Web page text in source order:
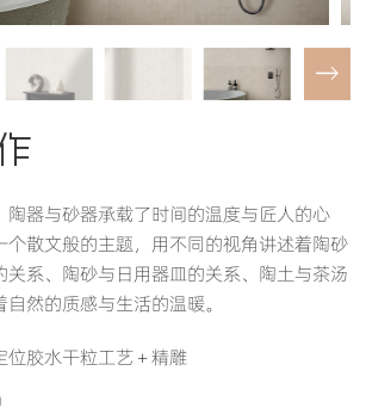
陶器与砂器承载了时间的温度与匠人的心
个散文般的主题，用不同的视角讲述着陶砂
关系、陶砂与日用器皿的关系、陶土与茶汤
然的质感与生活的温暖。
位胶水干粒工艺＋精雕